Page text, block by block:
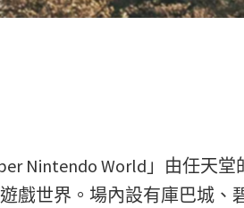
Nintendo World」由任天
戲世界。場內設有庫巴城、